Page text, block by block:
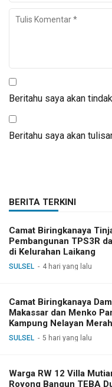
Beritahu saya akan
Beritahu saya akan
BERITA TERKINI
Camat Biringkanaya
Pembangunan TPS3R
di Kelurahan Laikang
SULSEL 4 hari yang lalu
Camat Biringkanaya
Makassar dan Menko
Kampung Nelayan
SULSEL 5 hari yang lalu
Warga RW 12 Villa
Royong Bangun TEBA